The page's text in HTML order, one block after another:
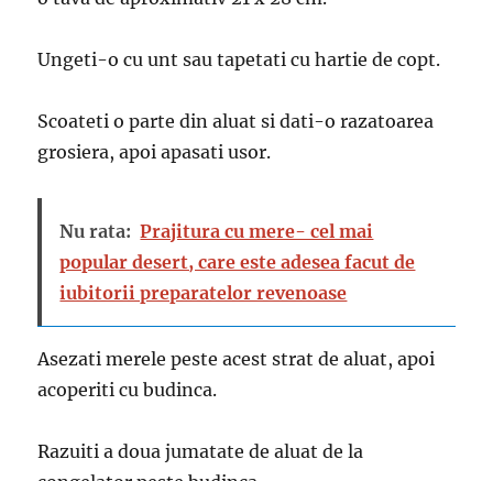
Ungeti-o cu unt sau tapetati cu hartie de copt.
Scoateti o parte din aluat si dati-o razatoarea
grosiera, apoi apasati usor.
Nu rata: Prajitura cu mere- cel mai
popular desert, care este adesea facut de
iubitorii preparatelor revenoase
Asezati merele peste acest strat de aluat, apoi
acoperiti cu budinca.
Razuiti a doua jumatate de aluat de la